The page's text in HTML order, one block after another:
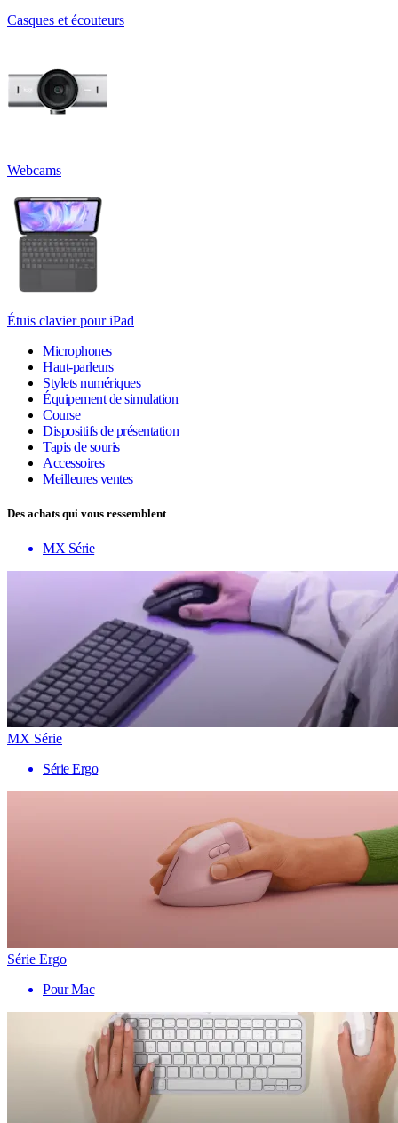
Casques et écouteurs
Webcams
Étuis clavier pour iPad
Microphones
Haut-parleurs
Stylets numériques
Équipement de simulation
Course
Dispositifs de présentation
Tapis de souris
Accessoires
Meilleures ventes
Des achats qui vous ressemblent
MX Série
MX Série
Série Ergo
Série Ergo
Pour Mac